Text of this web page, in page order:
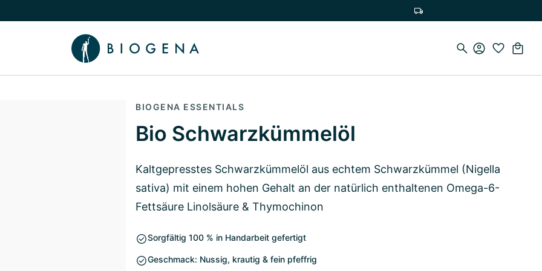
Wissen umschalten
BIOGENA ESSENTIALS
Bio Schwarzkümmelöl
Kaltgepresstes Schwarzkümmelöl aus echtem Schwarzkümmel (Nigella
sativa) mit einem hohen Gehalt an der natürlich enthaltenen Omega-6-
Fettsäure Linolsäure & Thymochinon
Sorgfältig 100 % in Handarbeit gefertigt
Geschmack: Nussig, krautig & fein pfeffrig